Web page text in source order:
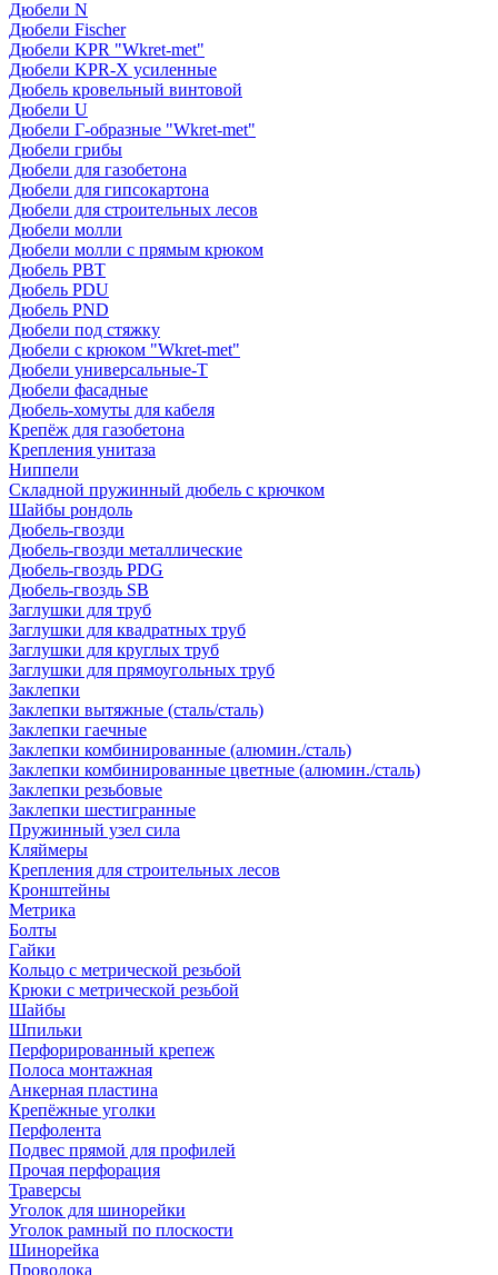
Дюбели N
Дюбели Fischer
Дюбели KPR "Wkret-met"
Дюбели KPR-Х усиленные
Дюбель кровельный винтовой
Дюбели U
Дюбели Г-образные "Wkret-met"
Дюбели грибы
Дюбели для газобетона
Дюбели для гипсокартона
Дюбели для строительных лесов
Дюбели молли
Дюбели молли с прямым крюком
Дюбель PBT
Дюбель PDU
Дюбель PND
Дюбели под стяжку
Дюбели с крюком "Wkret-met"
Дюбели универсальные-Т
Дюбели фасадные
Дюбель-хомуты для кабеля
Крепёж для газобетона
Крепления унитаза
Ниппели
Складной пружинный дюбель с крючком
Шайбы рондоль
Дюбель-гвозди
Дюбель-гвозди металлические
Дюбель-гвоздь PDG
Дюбель-гвоздь SB
Заглушки для труб
Заглушки для квадратных труб
Заглушки для круглых труб
Заглушки для прямоугольных труб
Заклепки
Заклепки вытяжные (сталь/сталь)
Заклепки гаечные
Заклепки комбинированные (алюмин./сталь)
Заклепки комбинированные цветные (алюмин./сталь)
Заклепки резьбовые
Заклепки шестигранные
Пружинный узел сила
Кляймеры
Крепления для строительных лесов
Кронштейны
Метрика
Болты
Гайки
Кольцо с метрической резьбой
Крюки с метрической резьбой
Шайбы
Шпильки
Перфорированный крепеж
Полоса монтажная
Анкерная пластина
Крепёжные уголки
Перфолента
Подвес прямой для профилей
Прочая перфорация
Траверсы
Уголок для шинорейки
Уголок рамный по плоскости
Шинорейка
Проволока